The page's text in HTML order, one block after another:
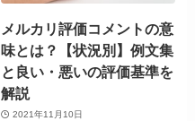
メルカリ評価コメントの意
味とは？【状況別】例文集
と良い・悪いの評価基準を
解説
2021年11月10日